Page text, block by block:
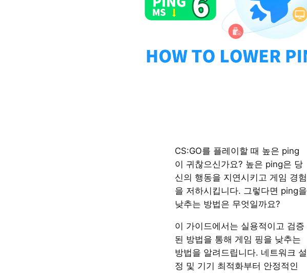
CS:GO를 플레이할 때 높은 ping
이 귀찮으신가요? 높은 ping은 당
신의 행동을 지연시키고 게임 경험
을 저하시킵니다. 그렇다면 ping을
낮추는 방법은 무엇일까요?
이 가이드에서는 실용적이고 검증
된 방법을 통해 게임 핑을 낮추는
방법을 알려드립니다. 네트워크 설
정 및 기기 최적화부터 안정적인